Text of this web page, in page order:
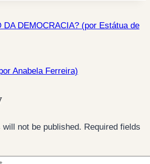
DA DEMOCRACIA? (por Estátua de
Anabela Ferreira)
not be published. Required fields